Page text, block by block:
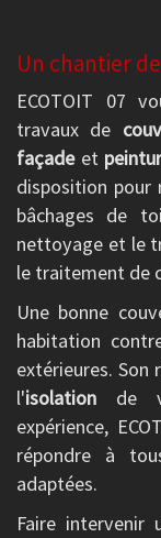
Un chantier
ECOTOIT 07
travaux de
façadeet
disposition pour
bâchages de
nettoyage et le
le traitement de
Une bonne
habitation
extérieures. Son
l'isolation de
expérience,
répondre à
adaptées.
Faire intervenir